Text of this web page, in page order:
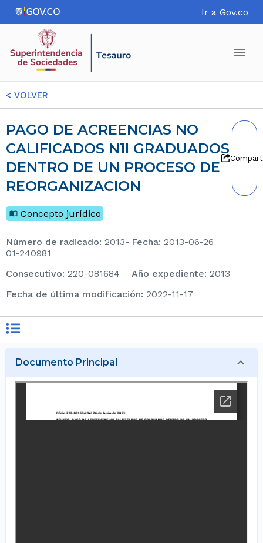
Ir a Gov.co
< VOLVER
PAGO DE ACREENCIAS NO
CALIFICADOS N1I GRADUADOS
DENTRO DE UN PROCESO DE
REORGANIZACION
Concepto jurídico
Número de radicado: 2013-
01-240981
Fecha: 2013-06-26
consecutivo: 220-081684 Año expediente: 2013
Fecha de última modificación: 2022-11-17
Documento Principal